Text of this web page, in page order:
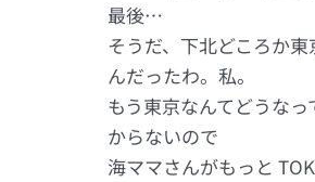
最後…
そうだ、下北どころか
んだったわ。私。
もう東京なんてどうな
からないので
海ママさんがもっと